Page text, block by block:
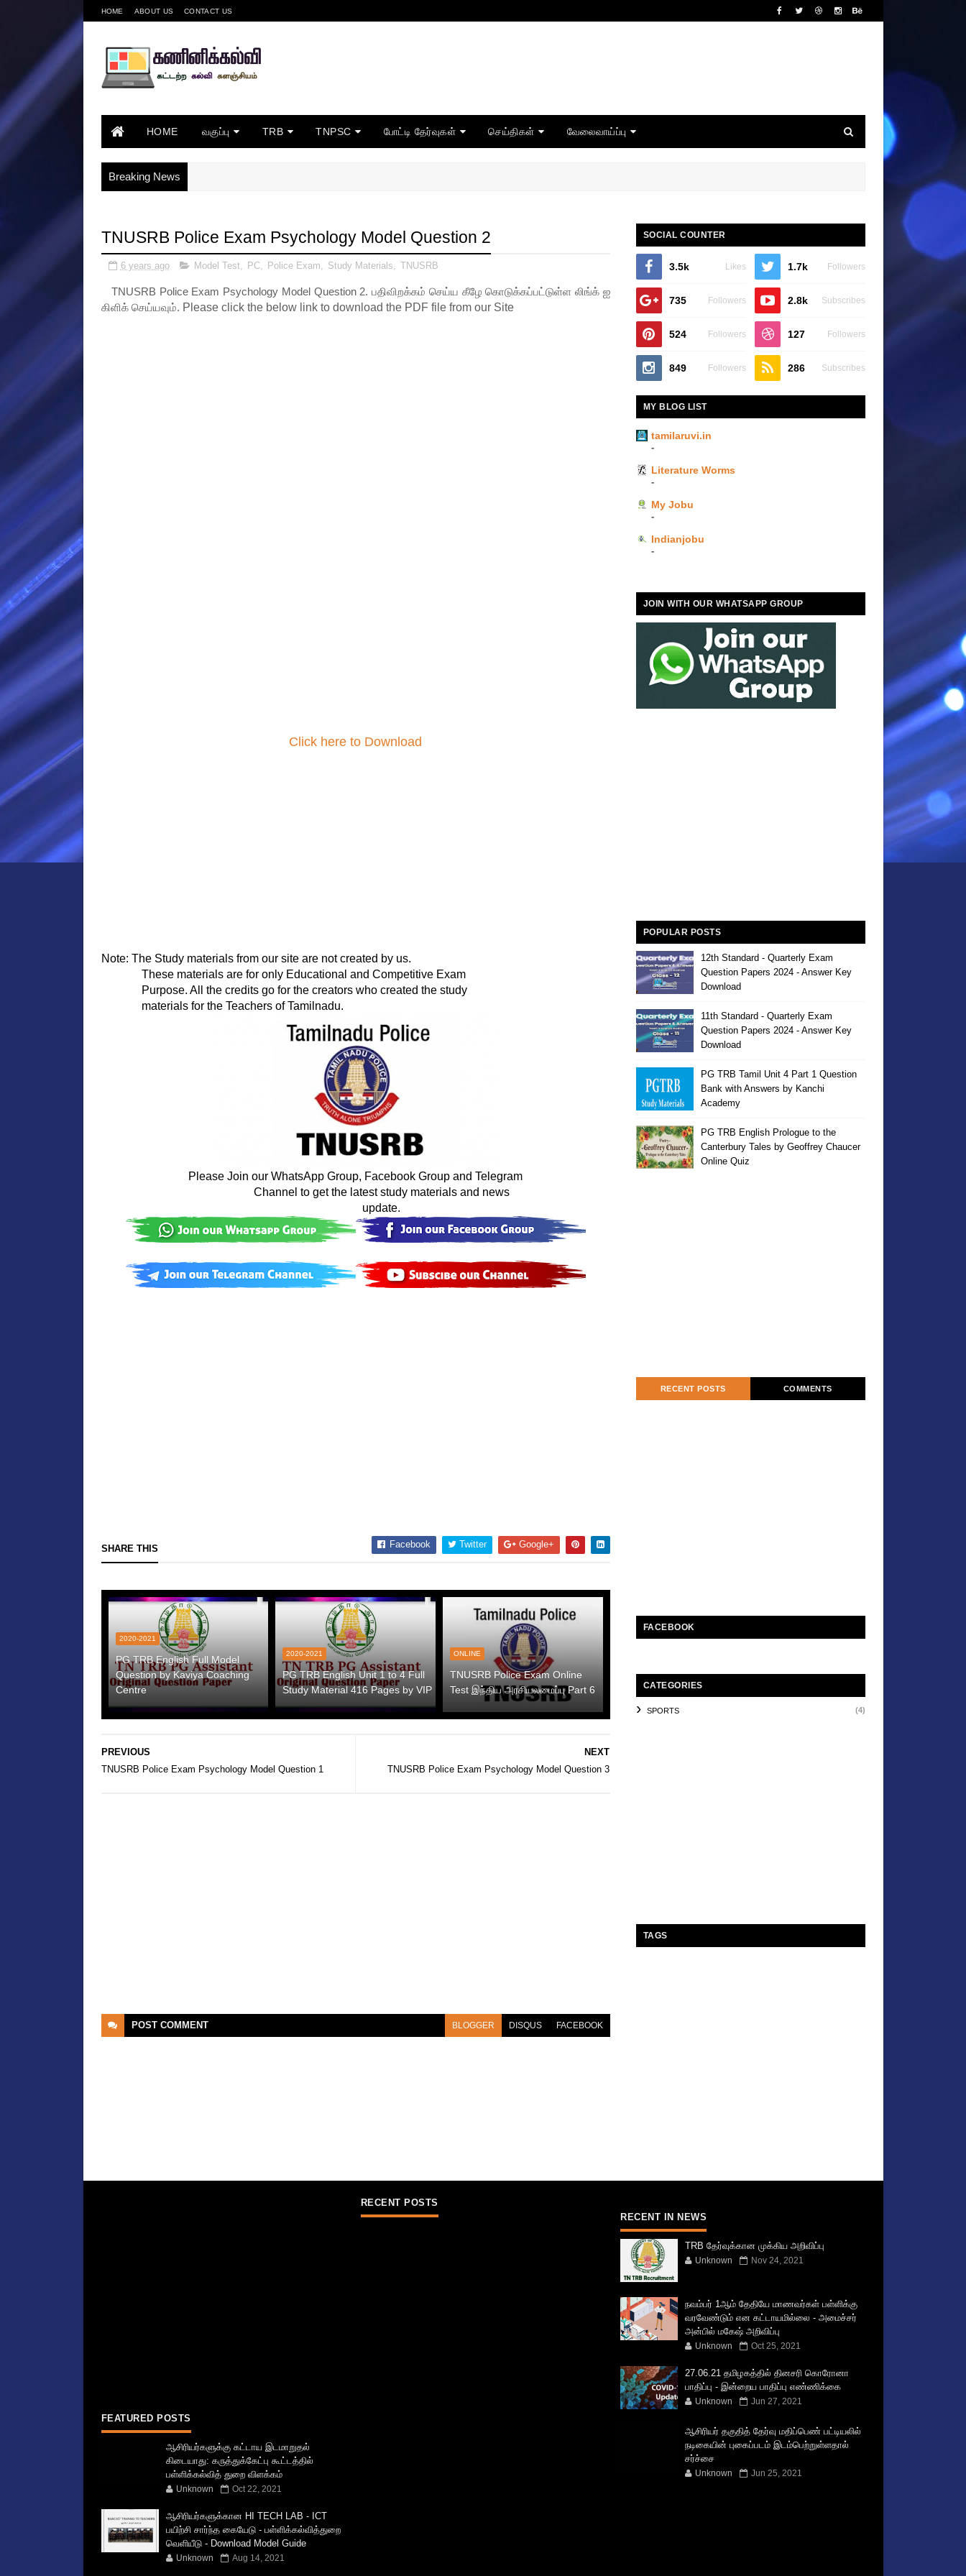
HOME ABOUT US CONTACT US
HOME வகுப்பு TRB TNPSC போட்டி தேர்வுகள் செய்திகள் வேலைவாய்ப்பு
Breaking News
TNUSRB Police Exam Psychology Model Question 2
6 years ago Model Test, PC, Police Exam, Study Materials, TNUSRB
TNUSRB Police Exam Psychology Model Question 2.பதிவிறக்கம் செய்ய கீழே கொடுக்கப்பட்டுள்ள லிங்க் ஐ
கிளிக் செய்யவும். Please click the below link to download the PDF file from our Site
Click here to Download
Note: The Study materials from our site are not created by us.
              materials for the Teachers of Tamilnadu.
Please Join our WhatsApp Group, Facebook Group and Telegram
                  update.
SHARE THIS Facebook Twitter Google+
2020-2021
PG TRB English Full Model
Question by Kaviya Coaching
Centre
2020-2021
PG TRB English Unit 1 to 4 Full
Study Material 416 Pages by VIP
ONLINE
TNUSRB Police Exam Online
Test இந்திய அரசியலமைப்பு Part 6
NEXT
TNUSRB Police Exam Psychology Model Question 3
PREVIOUS
TNUSRB Police Exam Psychology Model Question 1
POST COMMENT BLOGGER DISQUS FACEBOOK
SOCIAL COUNTER
3.5k Likes 1.7k Followers
735 Followers 2.8k Subscribes
524 Followers 127 Followers
849 Followers 286 Subscribes
MY BLOG LIST
tamilaruvi.in
-
Literature Worms
-
My Jobu
-
Indianjobu
-
JOIN WITH OUR WHATSAPP GROUP
POPULAR POSTS
12th Standard - Quarterly Exam
Question Papers 2024 - Answer Key
Download
11th Standard - Quarterly Exam
Question Papers 2024 - Answer Key
Download
PG TRB Tamil Unit 4 Part 1 Question
Bank with Answers by Kanchi
Academy
PG TRB English Prologue to the
Canterbury Tales by Geoffrey Chaucer
Online Quiz
RECENT POSTS COMMENTS
FACEBOOK
CATEGORIES
SPORTS (4)
TAGS
FEATURED POSTS
ஆசிரியர்களுக்கு கட்டாய இடமாறுதல்
கிடையாது: கருத்துக்கேட்பு கூட்டத்தில்
பள்ளிக்கல்வித் துறை விளக்கம்
Unknown Oct 22, 2021
ஆசிரியர்களுக்கான HI TECH LAB - ICT
பயிற்சி சார்ந்த கையேடு - பள்ளிக்கல்வித்துறை
வெளியீடு - Download Model Guide
Unknown Aug 14, 2021
RECENT POSTS
RECENT IN NEWS
TRB தேர்வுக்கான முக்கிய அறிவிப்பு
Unknown Nov 24, 2021
நவம்பர் 1ஆம் தேதியே மாணவர்கள் பள்ளிக்கு
வரவேண்டும் என கட்டாயமில்லை - அமைச்சர்
அன்பில் மகேஷ் அறிவிப்பு
Unknown Oct 25, 2021
27.06.21 தமிழகத்தில் தினசரி கொரோனா
பாதிப்பு - இன்றைய பாதிப்பு எண்ணிக்கை
Unknown Jun 27, 2021
ஆசிரியர் தகுதித் தேர்வு மதிப்பெண் பட்டியலில்
நடிகையின் புகைப்படம் இடம்பெற்றுள்ளதால்
சர்ச்சை
Unknown Jun 25, 2021